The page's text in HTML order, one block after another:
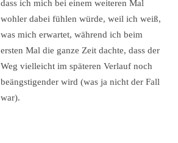
dass ich mich bei einem weiteren Mal
wohler dabei fühlen würde, weil ich weiß,
was mich erwartet, während ich beim
ersten Mal die ganze Zeit dachte, dass der
Weg vielleicht im späteren Verlauf noch
beängstigender wird (was ja nicht der Fall
war).